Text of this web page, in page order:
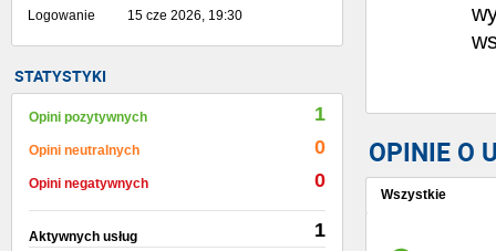
Logowanie
15 cze 2026, 19:30
STATYSTYKI
Opini pozytywnych 1
Opini neutralnych 0
Opini negatywnych 0
Aktywnych usług 1
OPINIE O
Wszystkie